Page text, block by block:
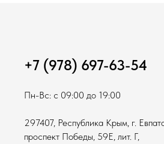
+7 (978) 697-63-54
Пн-Вс: с 09:00 до 19:00
297407, Республика Крым, г.
проспект Победы, 59Е, лит. Г,